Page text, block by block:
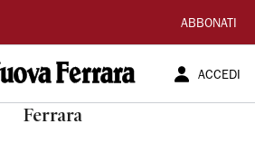
ABBONATI
ACCEDI
Ferrara